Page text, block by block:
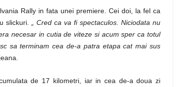
Rally in fata unei premiere. Cei doi, la fel ca
slickuri.
„ Cred ca va fi spectaculos. Niciodata nu
necesar in cutia de viteze si acum sper ca totul
sa terminam cea de-a patra etapa cat mai sus
de 17 kilometri, iar in cea de-a doua zi